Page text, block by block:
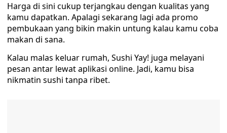
Harga di sini cukup terjangkau dengan kualitas yang
kamu dapatkan. Apalagi sekarang lagi ada promo
pembukaan yang bikin makin untung kalau kamu coba
makan di sana.
Kalau malas keluar rumah, Sushi Yay! juga melayani
pesan antar lewat aplikasi online. Jadi, kamu bisa
nikmatin sushi tanpa ribet.